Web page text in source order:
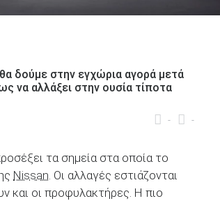
δούμε στην εγχώρια αγορά μετά
να αλλάξει στην ουσία τίποτα
- -
τα σημεία στα οποία το
Nissan. Οι αλλαγές εστιάζονται
και οι προφυλακτήρες. Η πιο